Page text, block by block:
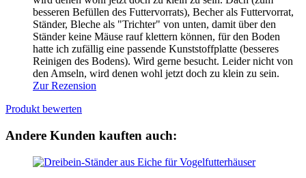
besseren Befüllen des Futtervorrats), Becher als Futtervorrat,
Ständer, Bleche als "Trichter" von unten, damit über den
Ständer keine Mäuse rauf klettern können, für den Boden
hatte ich zufällig eine passende Kunststoffplatte (besseres
Reinigen des Bodens). Wird gerne besucht. Leider nicht von
den Amseln, wird denen wohl jetzt doch zu klein zu sein.
Zur Rezension
Produkt bewerten
Andere Kunden kauften auch: